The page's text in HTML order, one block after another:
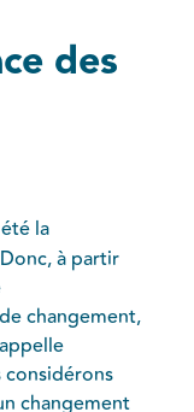
des
la
à partir
changement,
changement